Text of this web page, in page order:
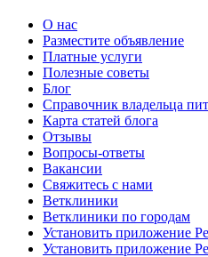
О нас
Разместите объявление
Платные услуги
Полезные советы
Блог
Справочник владельца
Карта статей блога
Отзывы
Вопросы-ответы
Вакансии
Свяжитесь с нами
Ветклиники
Ветклиники по городам
Установить приложение
Установить приложение